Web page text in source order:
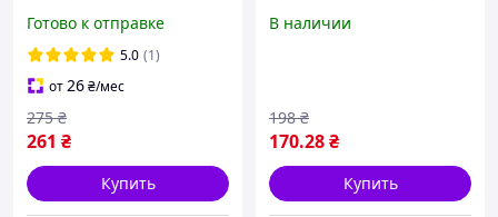
круглый 2М Black (NW102)
20160
Готово к отправке
5.0 (1)
от26₴/мес
261 ₴
275 ₴
Купить
В наличии
170.28₴
198 ₴
Купить